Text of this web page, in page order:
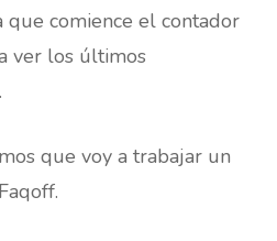
comience el contador
ver los últimos
que voy a trabajar un